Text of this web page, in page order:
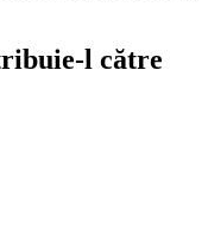
l către